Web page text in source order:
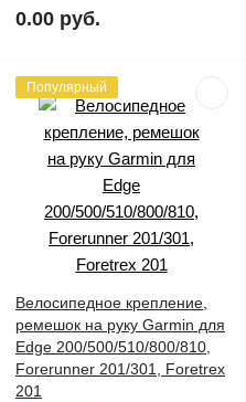
0.00 руб.
Популярный
Велосипедное крепление,
ремешок на руку Garmin для
Edge 200/500/510/800/810,
Forerunner 201/301, Foretrex
201